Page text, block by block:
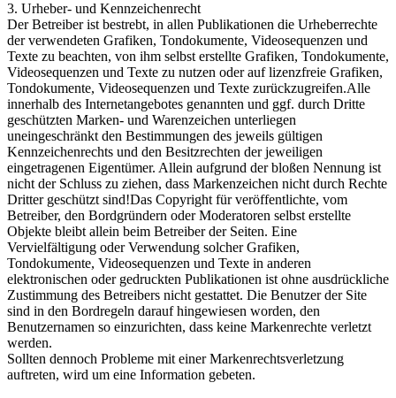
3. Urheber- und Kennzeichenrecht
Der Betreiber ist bestrebt, in allen Publikationen die Urheberrechte
der verwendeten Grafiken, Tondokumente, Videosequenzen und
Texte zu beachten, von ihm selbst erstellte Grafiken, Tondokumente,
Videosequenzen und Texte zu nutzen oder auf lizenzfreie Grafiken,
Tondokumente, Videosequenzen und Texte zurückzugreifen.Alle
innerhalb des Internetangebotes genannten und ggf. durch Dritte
geschützten Marken- und Warenzeichen unterliegen
uneingeschränkt den Bestimmungen des jeweils gültigen
Kennzeichenrechts und den Besitzrechten der jeweiligen
eingetragenen Eigentümer. Allein aufgrund der bloßen Nennung ist
nicht der Schluss zu ziehen, dass Markenzeichen nicht durch Rechte
Dritter geschützt sind!Das Copyright für veröffentlichte, vom
Betreiber, den Bordgründern oder Moderatoren selbst erstellte
Objekte bleibt allein beim Betreiber der Seiten. Eine
Vervielfältigung oder Verwendung solcher Grafiken,
Tondokumente, Videosequenzen und Texte in anderen
elektronischen oder gedruckten Publikationen ist ohne ausdrückliche
Zustimmung des Betreibers nicht gestattet. Die Benutzer der Site
sind in den Bordregeln darauf hingewiesen worden, den
Benutzernamen so einzurichten, dass keine Markenrechte verletzt
werden.
Sollten dennoch Probleme mit einer Markenrechtsverletzung
auftreten, wird um eine Information gebeten.